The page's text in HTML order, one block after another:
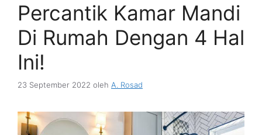
Percantik Kamar Mandi
Di Rumah Dengan 4 Hal
Ini!
23 September 2022 oleh A. Rosad